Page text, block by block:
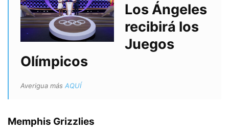
Los Ángeles
recibirá los
Juegos
Olímpicos
Averigua más AQUÍ
Memphis Grizzlies